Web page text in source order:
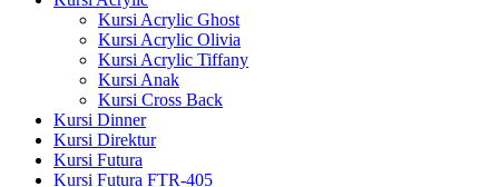
Kursi Acrylic Ghost
Kursi Acrylic Olivia
Kursi Acrylic Tiffany
Kursi Anak
Kursi Cross Back
Kursi Dinner
Kursi Direktur
Kursi Futura
Kursi Futura FTR-405